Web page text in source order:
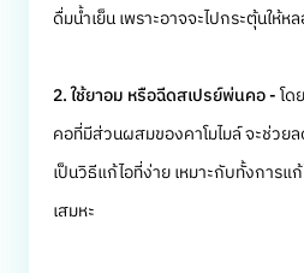
ดื่มน้ำเย็น เพราะอาจจะไปกระตุ้นให้
2. ใช้ยาอม หรือฉีดสเปรย์พ่นคอ -โด
คอที่มีส่วนผสมของคาโมไมล์ จะช่วย
เป็นวิธีแก้ไอที่ง่าย เหมาะกับทั้งการแ
เสมหะ